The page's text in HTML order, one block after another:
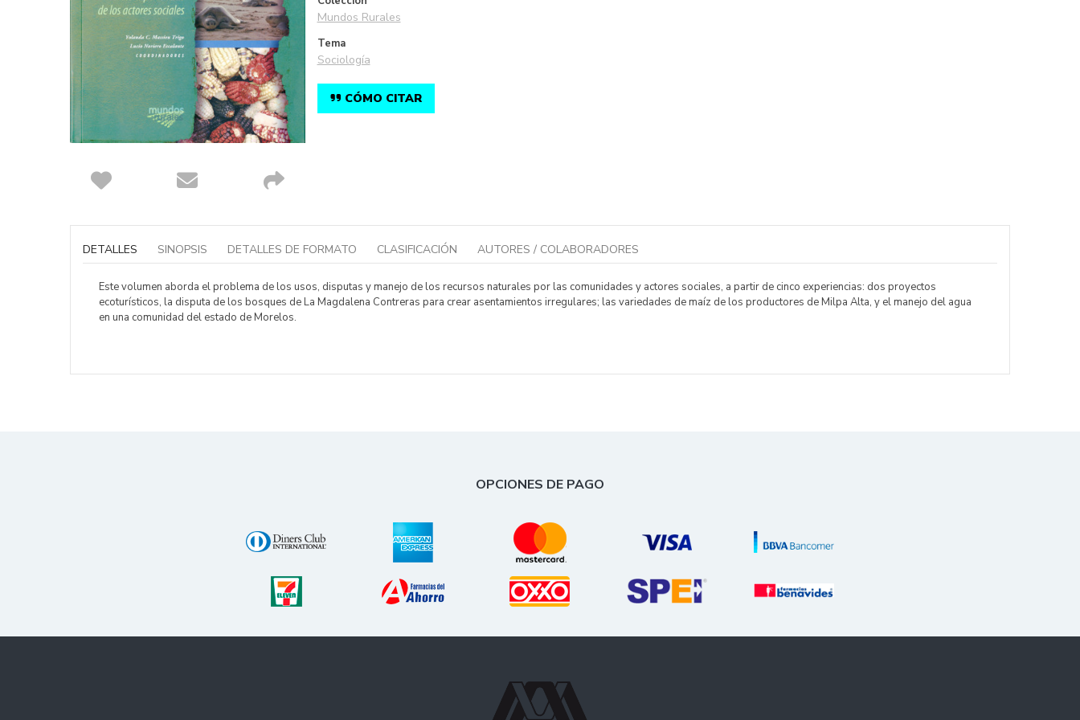
al
galería
imágenes
Mundos Rurales
Tema
Sociología
CÓMO CITAR
DETALLES
Este volumen aborda el problema de los usos, disputas y manejo de los recursos naturales por las comunidades y actores sociales, a partir de cinco experiencias: dos proyectos
ecoturísticos, la disputa de los bosques de La Magdalena Contreras para crear asentamientos irregulares; las variedades de maíz de los productores de Milpa Alta, y el manejo del agua
en una comunidad del estado de Morelos.
SINOPSIS DETALLES DE FORMATO CLASIFICACIÓN AUTORES / COLABORADORES
OPCIONES DE PAGO